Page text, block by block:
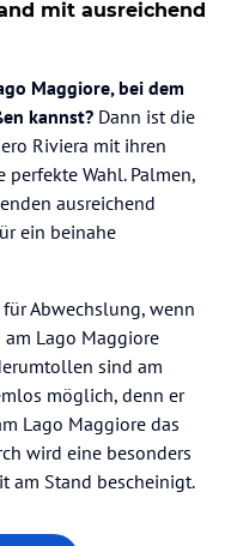
mit ausreichend
Maggiore, bei dem
kannst? Dann ist die
Riviera mit ihren
Wahl. Palmen,
ausreichend
ein beinahe
Abwechslung, wenn
Lago Maggiore
sind am
möglich, denn er
Lago Maggiore das
wird eine besonders
am Stand bescheinigt.